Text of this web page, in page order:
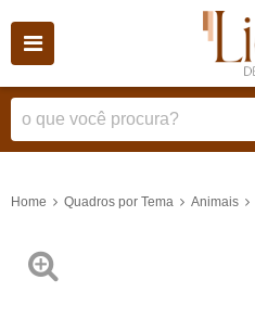
Home Quadros por Tema Animais